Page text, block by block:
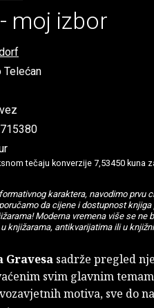
moj izbor
Telećan
tečaju konverzije 7,53450 kuna
karaktera, navodimo prvu
da cijene i dostupnost knjiga
Moderna vremena više se ne
knjižarama, antikvarijatima ili u
Gravesa sadrže pregled
svim glavnim
motiva, sve do